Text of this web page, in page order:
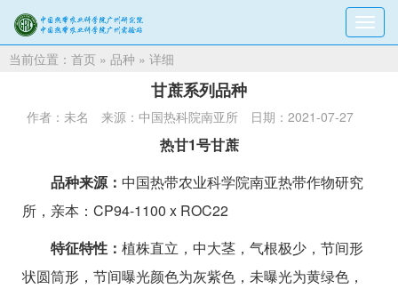
切
换
当前位置： 首页 » 品种 » 详细
甘蔗系列品种
作者：未名 来源：中国热科院南亚所 日期：2021-07-27
热甘1号甘蔗
品种来源： 中国热带农业科学院南亚热带作物研究
所，亲本：CP94-1100 x ROC22
特征特性： 植株直立，中大茎，气根极少，节间形
状圆筒形，节间曝光颜色为灰紫色，未曝光为黄绿色，